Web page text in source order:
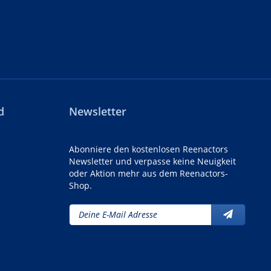
Newsletter
Abonniere den kostenlosen Reenactors
Newsletter und verpasse keine Neuigkeit
oder Aktion mehr aus dem Reenactors-
Shop.